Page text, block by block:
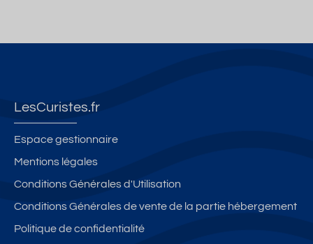
LesCuristes.fr
Espace gestionnaire
Mentions légales
Conditions Générales d'Utilisation
Conditions Générales de vente de la partie hébergement
Politique de confidentialité